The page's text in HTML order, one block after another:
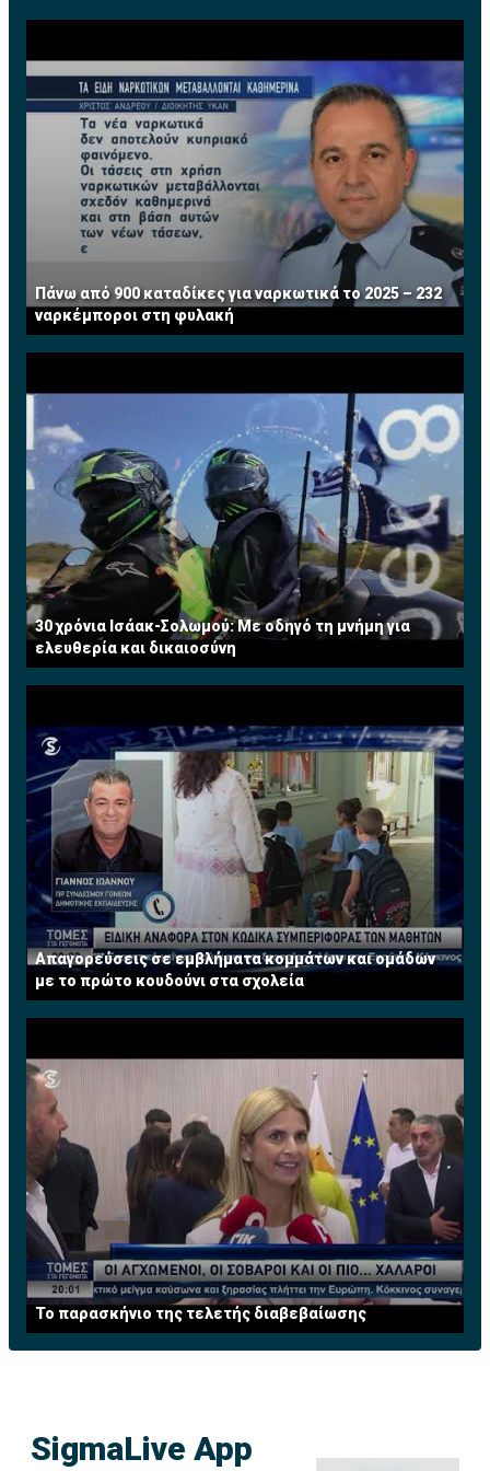
Πάνω από 900 καταδίκες για ναρκωτικά το 2025 – 232
ναρκέμποροι στη φυλακή
30 χρόνια Ισάακ-Σολωμού: Με οδηγό τη μνήμη για
ελευθερία και δικαιοσύνη
Απαγορεύσεις σε εμβλήματα κομμάτων και ομάδων
με το πρώτο κουδούνι στα σχολεία
Το παρασκήνιο της τελετής διαβεβαίωσης
SigmaLive App